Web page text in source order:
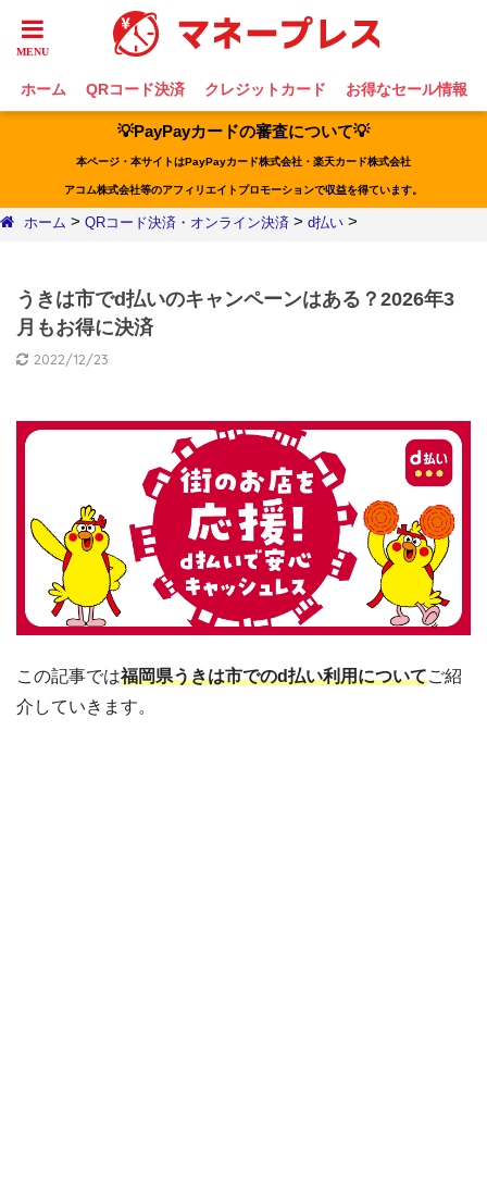
ホーム QRコード決済 クレジットカード お得なセール情報
💡PayPayカードの審査について💡
本ページ・本サイトはPayPayカード株式会社・楽天カード株式会社
アコム株式会社等のアフィリエイトプロモーションで収益を得ています。
ホーム > QRコード決済・オンライン決済 > d払い >
うきは市でd払いのキャンペーンはある？2026年3
月もお得に決済
2022/12/23
この記事では福岡県うきは市でのd払い利用についてご紹
介していきます。